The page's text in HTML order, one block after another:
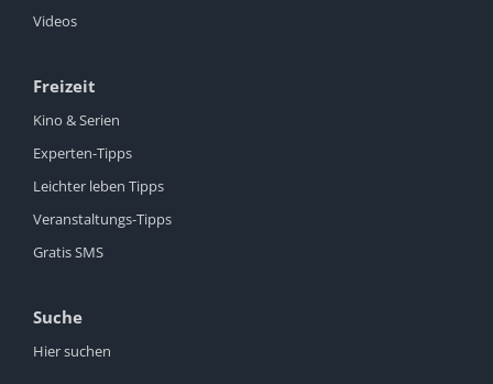
Videos
Freizeit
Kino & Serien
Experten-Tipps
Leichter leben Tipps
Veranstaltungs-Tipps
Gratis SMS
Suche
Hier suchen